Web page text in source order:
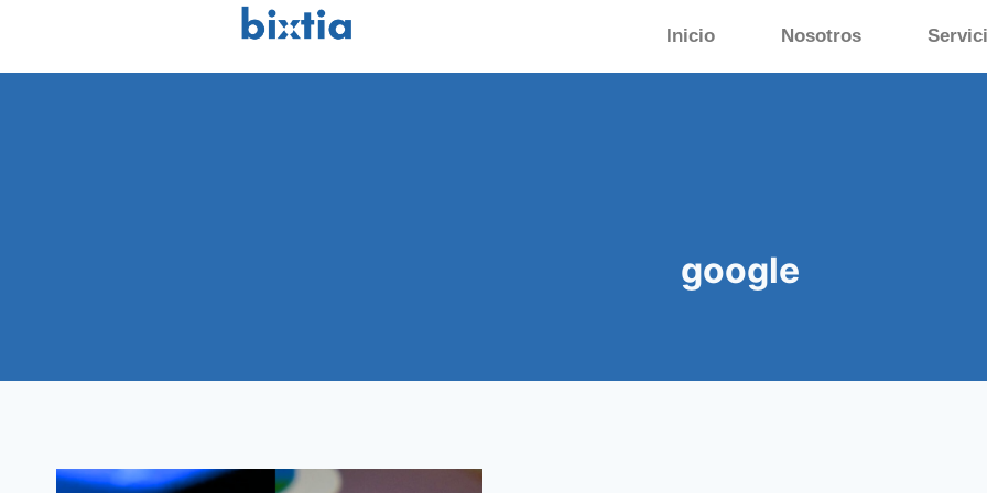
Inicio Nosotros
google